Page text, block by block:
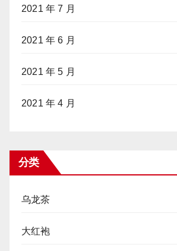
2021 年 7 月
2021 年 6 月
2021 年 5 月
2021 年 4 月
分类
乌龙茶
大红袍